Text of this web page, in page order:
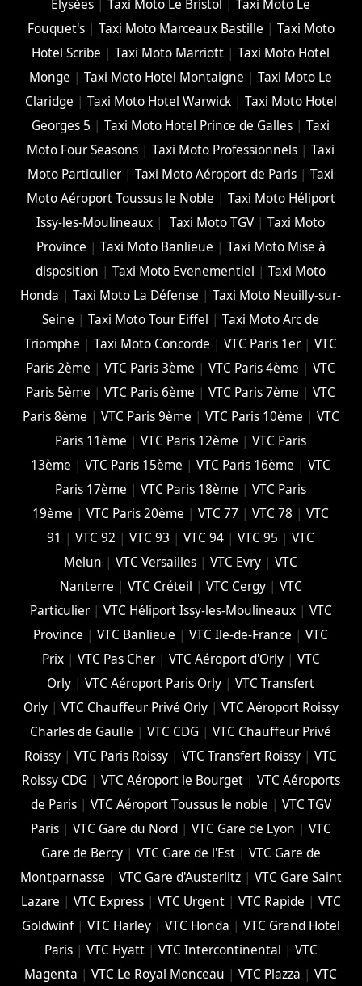
Elysées |Taxi Moto Le Bristol |Taxi Moto Le
Fouquet's| Taxi Moto Marceaux Bastille | Taxi Moto
Hotel Scribe |Taxi Moto Marriott |Taxi Moto Hotel
Monge |Taxi Moto Hotel Montaigne |Taxi Moto Le
Claridge | Taxi Moto Hotel Warwick| Taxi Moto Hotel
Georges 5 |Taxi Moto Hotel Prince de Galles |Taxi
Moto Four Seasons |Taxi Moto Professionnels |Taxi
Moto Particulier |Taxi Moto Aéroport de Paris |Taxi
Moto Aéroport Toussus le Noble | Taxi Moto Héliport
Issy-les-Moulineaux | Taxi Moto TGV|Taxi Moto
Province | Taxi Moto Banlieue | Taxi Moto Mise à
disposition |Taxi Moto Evenementiel |Taxi Moto
Honda |Taxi Moto La Défense |Taxi Moto Neuilly-sur-
Seine |Taxi Moto Tour Eiffel |Taxi Moto Arc de
Triomphe |Taxi Moto Concorde |VTC Paris 1er |VTC
Paris 2ème |VTC Paris 3ème |VTC Paris 4ème |VTC
Paris 5ème |VTC Paris 6ème |VTC Paris 7ème |VTC
Paris 8ème | VTC Paris 9ème | VTC Paris 10ème | VTC
Paris 11ème |VTC Paris 12ème |VTC Paris
13ème |VTC Paris 15ème |VTC Paris 16ème |VTC
Paris 17ème |VTC Paris 18ème |VTC Paris
19ème |VTC Paris 20ème |VTC 77 |VTC 78 |VTC
91 |VTC 92 |VTC 93 |VTC 94 |VTC 95 |VTC
Melun |VTC Versailles |VTC Evry |VTC
Nanterre | VTC Créteil | VTC Cergy| VTC
Particulier| VTC Héliport Issy-les-Moulineaux| VTC
Province |VTC Banlieue |VTC Ile-de-France |VTC
Prix| VTC Pas Cher| VTC Aéroport d'Orly| VTC
Orly |VTC Aéroport Paris Orly |VTC Transfert
Orly| VTC Chauffeur Privé Orly| VTC Aéroport Roissy
Charles de Gaulle |VTC CDG |VTC Chauffeur Privé
Roissy |VTC Paris Roissy |VTC Transfert Roissy |VTC
Roissy CDG | VTC Aéroport le Bourget| VTC Aéroports
de Paris| VTC Aéroport Toussus le noble | VTC TGV
Paris| VTC Gare du Nord| VTC Gare de Lyon | VTC
Gare de Bercy| VTC Gare de l'Est| VTC Gare de
Montparnasse | VTC Gare d'Austerlitz| VTC Gare Saint
Lazare | VTC Express| VTC Urgent| VTC Rapide | VTC
Goldwinf| VTC Harley| VTC Honda | VTC Grand Hotel
Paris| VTC Hyatt| VTC Intercontinental | VTC
Magenta |VTC Le Royal Monceau |VTC Plazza |VTC